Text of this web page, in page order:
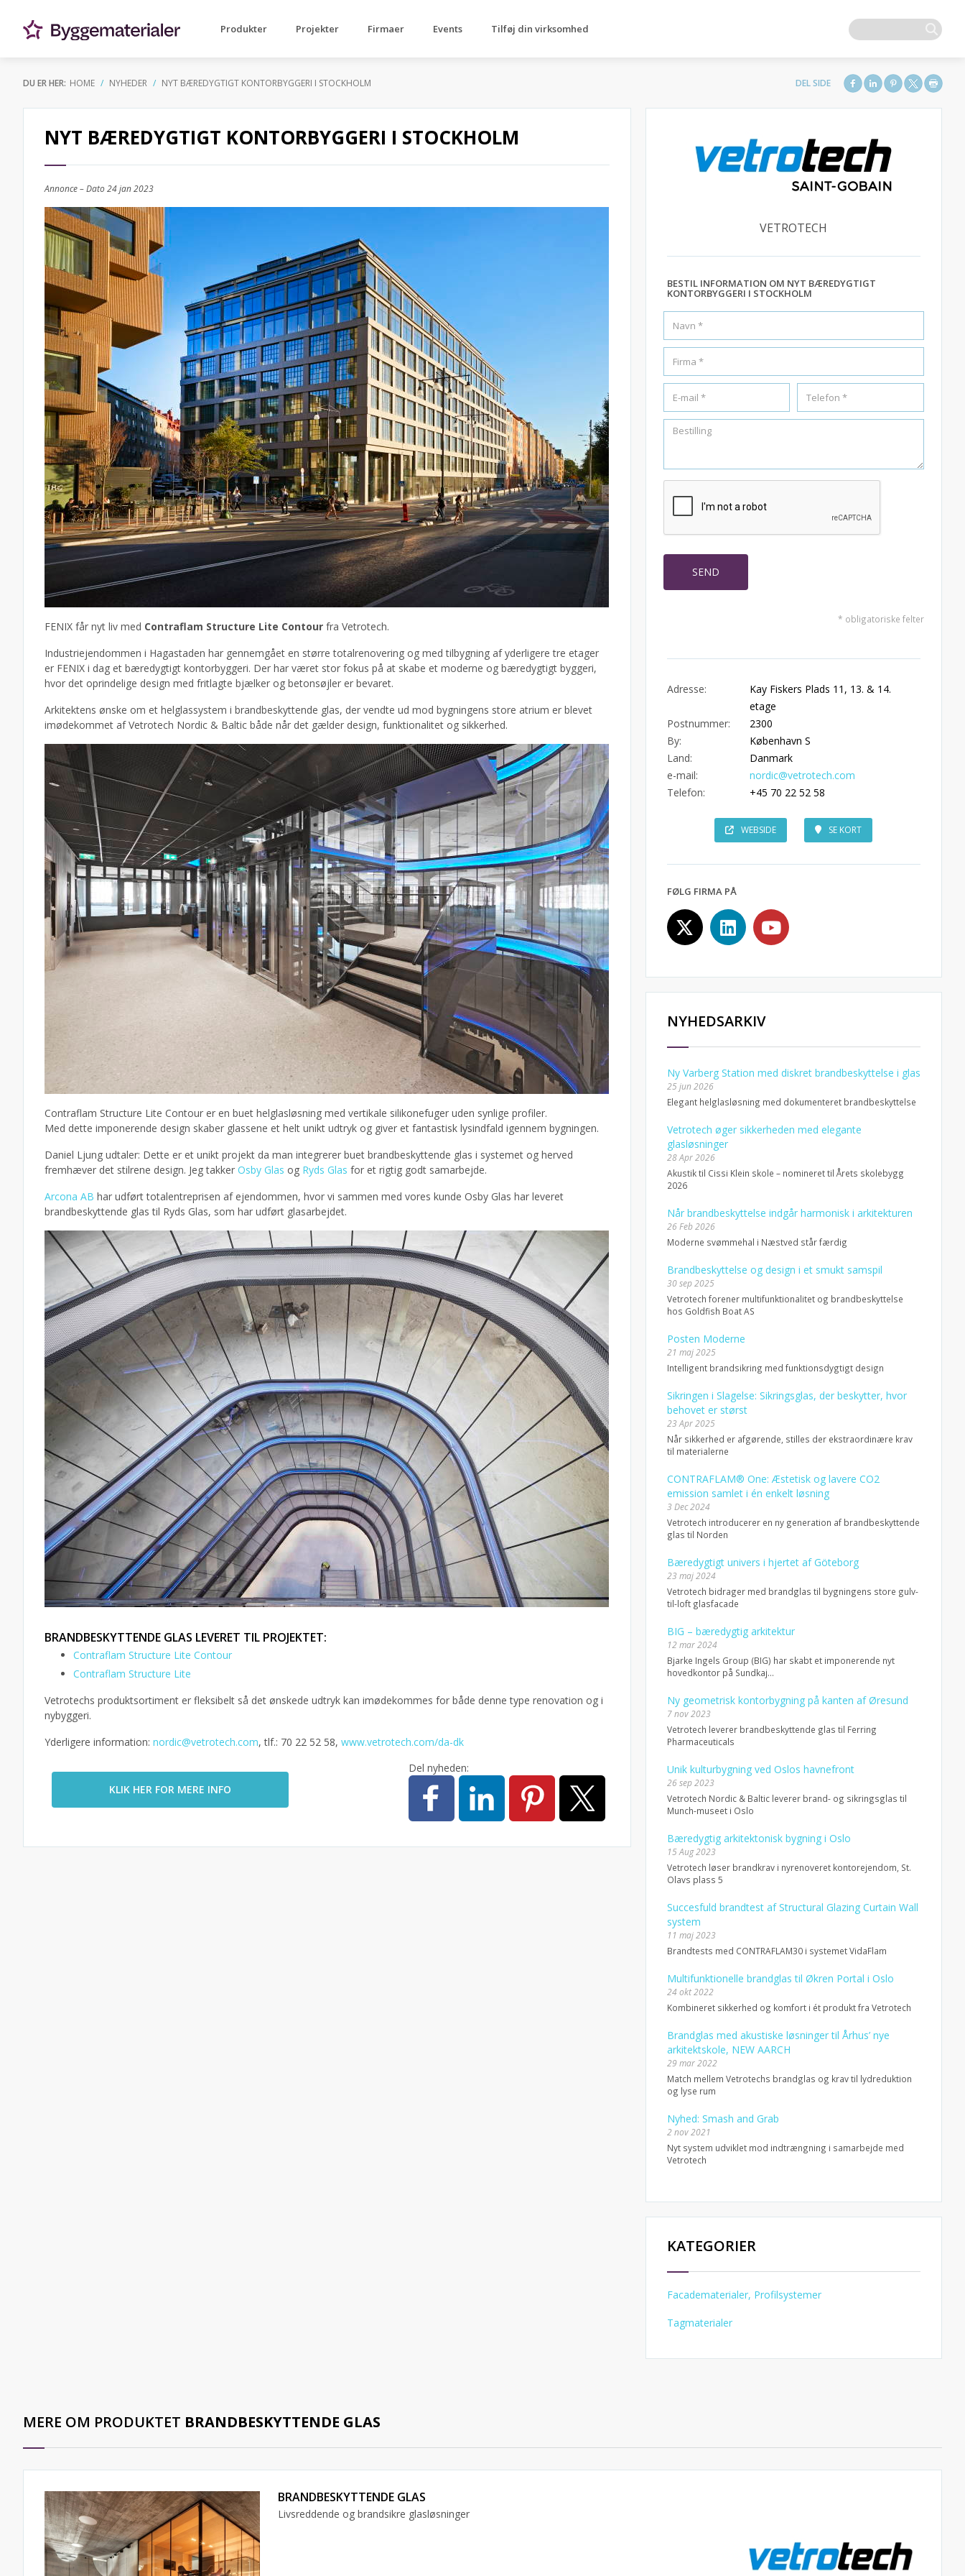
Produkter Projekter Firmaer Events Tilføj din virksomhed
DU ER HER: HOME NYHEDER NYT BÆREDYGTIGT KONTORBYGGERI I STOCKHOLM
NYT BÆREDYGTIGT KONTORBYGGERI I STOCKHOLM
Annonce – Dato24 jan 2023
FENIX får nyt liv med Contraflam Structure Lite Contour fra Vetrotech.
Industriejendommen i Hagastaden har gennemgået en større totalrenovering og med tilbygning af yderligere tre etager
er FENIX i dag et bæredygtigt kontorbyggeri. Der har været stor fokus på at skabe et moderne og bæredygtigt byggeri,
hvor det oprindelige design med fritlagte bjælker og betonsøjler er bevaret.
Arkitektens ønske om et helglassystem i brandbeskyttende glas, der vendte ud mod bygningens store atrium er blevet
imødekommet af Vetrotech Nordic & Baltic både når det gælder design, funktionalitet og sikkerhed.
Contraflam Structure Lite Contour er en buet helglasløsning med vertikale silikonefuger uden synlige profiler.
Med dette imponerende design skaber glassene et helt unikt udtryk og giver et fantastisk lysindfald igennem bygningen.
Daniel Ljung udtaler: Dette er et unikt projekt da man integrerer buet brandbeskyttende glas i systemet og herved
fremhæver det stilrene design. Jeg takker Osby Glas og Ryds Glas for et rigtig godt samarbejde.
Arcona AB har udført totalentreprisen af ejendommen, hvor vi sammen med vores kunde Osby Glas har leveret
brandbeskyttende glas til Ryds Glas, som har udført glasarbejdet.
BRANDBESKYTTENDE GLAS LEVERET TIL PROJEKTET:
Contraflam Structure Lite Contour
Contraflam Structure Lite
Vetrotechs produktsortiment er fleksibelt så det ønskede udtryk kan imødekommes for både denne type renovation og i
nybyggeri.
Yderligere information: nordic@vetrotech.com, tlf.: 70 22 52 58, www.vetrotech.com/da-dk
KLIK HER FOR MERE INFO
Del nyheden:
VETROTECH
BESTIL INFORMATION OM NYT BÆREDYGTIGT
KONTORBYGGERI I STOCKHOLM
* obligatoriske felter
Adresse:
Kay Fiskers Plads 11, 13. & 14.
etage
Postnummer:
2300
By:
København S
Land:
Danmark
e-mail:
nordic@vetrotech.com
Telefon:
+45 70 22 52 58
WEBSIDE SE KORT
FØLG FIRMA PÅ
NYHEDSARKIV
Ny Varberg Station med diskret brandbeskyttelse i glas
25 jun 2026
Elegant helglasløsning med dokumenteret brandbeskyttelse
Vetrotech øger sikkerheden med elegante
glasløsninger
28 Apr 2026
Akustik til Cissi Klein skole – nomineret til Årets skolebygg
2026
Når brandbeskyttelse indgår harmonisk i arkitekturen
26 Feb 2026
Moderne svømmehal i Næstved står færdig
Brandbeskyttelse og design i et smukt samspil
30 sep 2025
Vetrotech forener multifunktionalitet og brandbeskyttelse
hos Goldfish Boat AS
Posten Moderne
21 maj 2025
Intelligent brandsikring med funktionsdygtigt design
Sikringen i Slagelse: Sikringsglas, der beskytter, hvor
behovet er størst
23 Apr 2025
Når sikkerhed er afgørende, stilles der ekstraordinære krav
til materialerne
CONTRAFLAM® One: Æstetisk og lavere CO2
emission samlet i én enkelt løsning
3 Dec 2024
Vetrotech introducerer en ny generation af brandbeskyttende
glas til Norden
Bæredygtigt univers i hjertet af Göteborg
23 maj 2024
Vetrotech bidrager med brandglas til bygningens store gulv-
til-loft glasfacade
BIG – bæredygtig arkitektur
12 mar 2024
Bjarke Ingels Group (BIG) har skabt et imponerende nyt
hovedkontor på Sundkaj...
Ny geometrisk kontorbygning på kanten af Øresund
7 nov 2023
Vetrotech leverer brandbeskyttende glas til Ferring
Pharmaceuticals
Unik kulturbygning ved Oslos havnefront
26 sep 2023
Vetrotech Nordic & Baltic leverer brand- og sikringsglas til
Munch-museet i Oslo
Bæredygtig arkitektonisk bygning i Oslo
15 Aug 2023
Vetrotech løser brandkrav i nyrenoveret kontorejendom, St.
Olavs plass 5
Succesfuld brandtest af Structural Glazing Curtain Wall
system
11 maj 2023
Brandtests med CONTRAFLAM30 i systemet VidaFlam
Multifunktionelle brandglas til Økren Portal i Oslo
24 okt 2022
Kombineret sikkerhed og komfort i ét produkt fra Vetrotech
Brandglas med akustiske løsninger til Århus’ nye
arkitektskole, NEW AARCH
29 mar 2022
Match mellem Vetrotechs brandglas og krav til lydreduktion
og lyse rum
Nyhed: Smash and Grab
2 nov 2021
Nyt system udviklet mod indtrængning i samarbejde med
Vetrotech
KATEGORIER
Facadematerialer, Profilsystemer
Tagmaterialer
MERE OM PRODUKTET BRANDBESKYTTENDE GLAS
BRANDBESKYTTENDE GLAS
Livsreddende og brandsikre glasløsninger